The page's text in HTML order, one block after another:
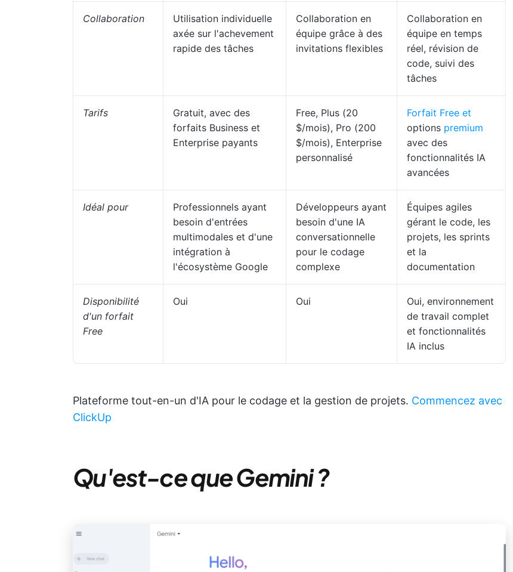
Collaboration
Utilisation individuelle
axée sur l'achevement
rapide des tâches
Collaboration en
équipe grâce à des
invitations flexibles
Collaboration en
équipe en temps
réel, révision de
code, suivi des
tâches
Tarifs
Gratuit, avec des
forfaits Business et
Enterprise payants
Free, Plus (20
$/mois), Pro (200
$/mois), Enterprise
personnalisé
Forfait Free et
options premium
avec des
fonctionnalités IA
avancées
Idéal pour
Professionnels ayant
besoin d'entrées
multimodales et d'une
intégration à
l'écosystème Google
Développeurs ayant
besoin d'une IA
conversationnelle
pour le codage
complexe
Équipes agiles
gérant le code, les
projets, les sprints
et la
documentation
Disponibilité
d'un forfait
Free
Oui Oui
Oui, environnement
de travail complet
et fonctionnalités
IA inclus
Plateforme tout-en-un d'IA pour le codage et la gestion de projets. Commencez avec
ClickUp
Qu'est-ce que Gemini ?